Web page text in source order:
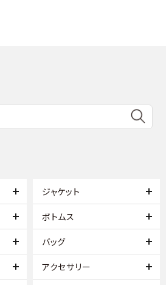
ジャケット
ボトムス
バッグ
アクセサリー